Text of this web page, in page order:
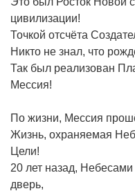
цивилизации!
Точкой отсчёта
Никто не знал, что
Так был реализован
Мессия!
По жизни, Мессия
Жизнь, охраняемая
Цели!
20 лет назад,
дверь,